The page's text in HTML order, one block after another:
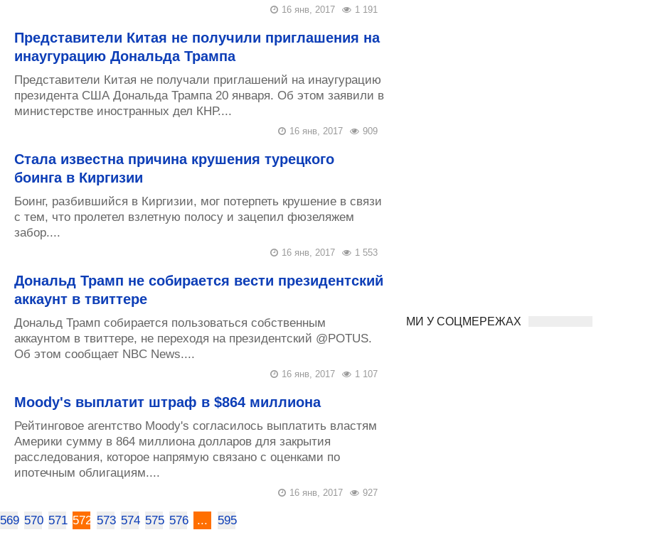
1 191
16 янв, 2017
Представители Китая не получили приглашения на
инаугурацию Дональда Трампа
Представители Китая не получали приглашений на инаугурацию
президента США Дональда Трампа 20 января. Об этом заявили в
министерстве иностранных дел КНР....
909
16 янв, 2017
Стала известна причина крушения турецкого
боинга в Киргизии
Боинг, разбившийся в Киргизии, мог потерпеть крушение в связи
с тем, что пролетел взлетную полосу и зацепил фюзеляжем
забор....
1 553
16 янв, 2017
Дональд Трамп не собирается вести президентский
аккаунт в твиттере
Дональд Трамп собирается пользоваться собственным
аккаунтом в твиттере, не переходя на президентский @POTUS.
Об этом сообщает NBC News....
1 107
16 янв, 2017
Moody's выплатит штраф в $864 миллиона
Рейтинговое агентство Moody's согласилось выплатить властям
Америки сумму в 864 миллиона долларов для закрытия
расследования, которое напрямую связано с оценками по
ипотечным облигациям....
927
16 янв, 2017
569 570 571 572 573 574 575 576 ... 595
МИ У СОЦМЕРЕЖАХ